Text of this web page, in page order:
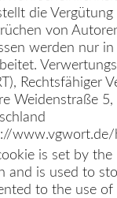
die
von
werden nur
Rechtsfähiger
Weidenstraße
is set by
and is used to
to the use